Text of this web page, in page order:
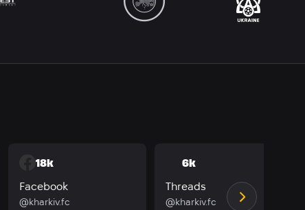
18k
Facebook
@kharkiv.fc
6k
Threads
@kharkiv.fc